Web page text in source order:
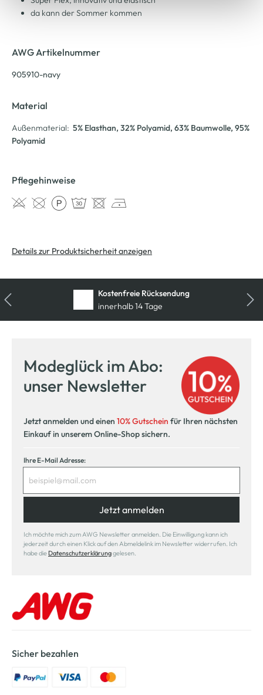
da kann der Sommer kommen
AWG Artikelnummer
905910-navy
Material
Außenmaterial: 5% Elasthan, 32% Polyamid, 63% Baumwolle, 95%
Polyamid
Pflegehinweise
Details zur Produktsicherheit anzeigen
Kostenfreie Rücksendung
innerhalb 14 Tage
Modeglück im Abo:
unser Newsletter
Jetzt anmelden und einen 10% Gutschein für Ihren nächsten
Einkauf in unserem Online-Shop sichern.
Ihre E-Mail Adresse:
Jetzt anmelden
Ich möchte mich zum AWG Newsletter anmelden. Die Einwilligung kann ich
jederzeit durch einen Klick auf den Abmeldelink im Newsletter widerrufen. Ich
habe die Datenschutzerklärunggelesen.
Sicher bezahlen